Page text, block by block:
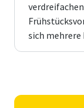
sich mehrere